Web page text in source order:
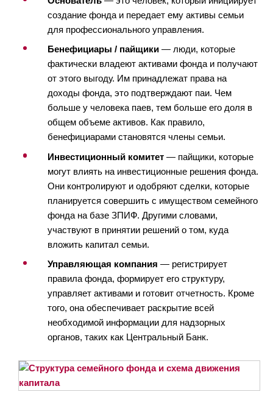
создание фонда и передает ему активы семьи
для профессионального управления.
Бенефициары / пайщики — люди, которые
фактически владеют активами фонда и получают
от этого выгоду. Им принадлежат права на
доходы фонда, это подтверждают паи. Чем
больше у человека паев, тем больше его доля в
общем объеме активов. Как правило,
бенефициарами становятся члены семьи.
Инвестиционный комитет— пайщики, которые
могут влиять на инвестиционные решения фонда.
Они контролируют и одобряют сделки, которые
планируется совершить с имуществом семейного
фонда на базе ЗПИФ. Другими словами,
участвуют в принятии решений о том, куда
вложить капитал семьи.
Управляющая компания — регистрирует
правила фонда, формирует его структуру,
управляет активами и готовит отчетность. Кроме
того, она обеспечивает раскрытие всей
необходимой информации для надзорных
органов, таких как Центральный Банк.